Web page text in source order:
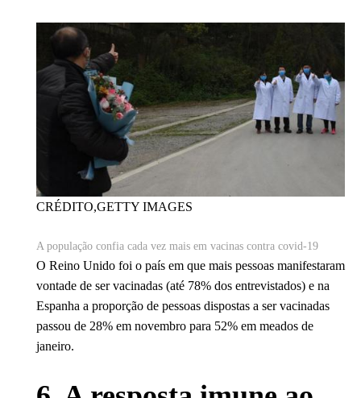
CRÉDITO,GETTY IMAGES
A população confia cada vez mais em vacinas contra covid-19
O Reino Unido foi o país em que mais pessoas manifestaram
vontade de ser vacinadas (até 78% dos entrevistados) e na
Espanha a proporção de pessoas dispostas a ser vacinadas
passou de 28% em novembro para 52% em meados de
janeiro.